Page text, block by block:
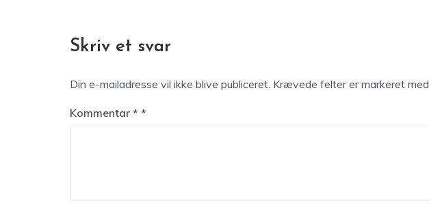
Skriv et svar
Din e-mailadresse vil ikke blive publiceret. Krævede felter er markeret med
Kommentar *